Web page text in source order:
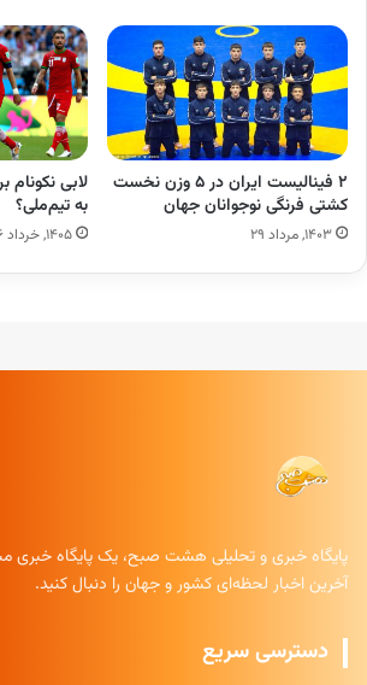
۲ فینالیست ایران در ۵ وزن نخست
کشتی فرنگی نوجوانان جهان
۱۴۰۳, مرداد ۲۹
لابی
به تیم‌ملی؟
۱۴۰۵, خرداد ۱۶
پایگاه خبری و تحلیلی هشت صبح، یک پایگاه خبری
آخرین اخبار لحظه‌ای کشور و جهان را دنبال کنید.
دسترسی سریع